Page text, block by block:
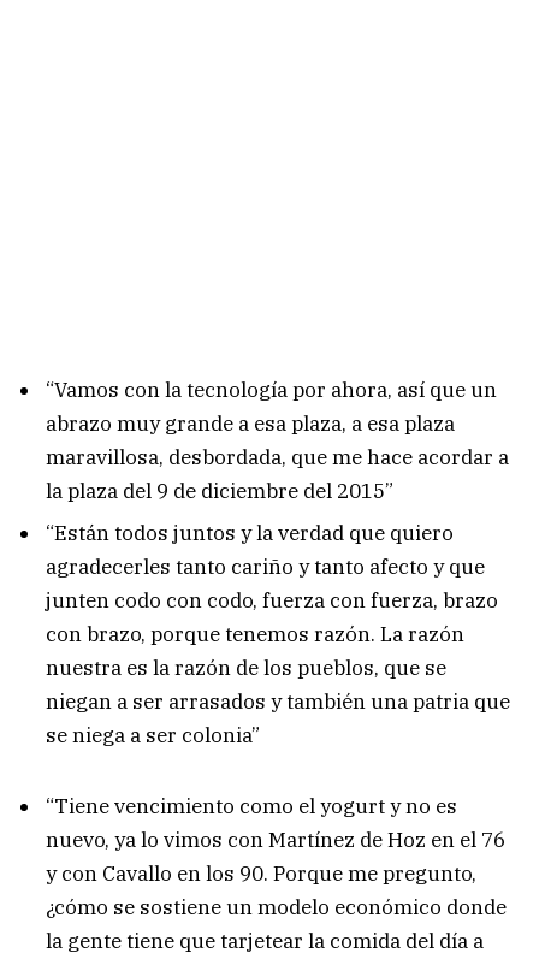
“Vamos con la tecnología por ahora, así que un
abrazo muy grande a esa plaza, a esa plaza
maravillosa, desbordada, que me hace acordar a
la plaza del 9 de diciembre del 2015”
“Están todos juntos y la verdad que quiero
agradecerles tanto cariño y tanto afecto y que
junten codo con codo, fuerza con fuerza, brazo
con brazo, porque tenemos razón. La razón
nuestra es la razón de los pueblos, que se
niegan a ser arrasados y también una patria que
se niega a ser colonia”
“Tiene vencimiento como el yogurt y no es
nuevo, ya lo vimos con Martínez de Hoz en el 76
y con Cavallo en los 90. Porque me pregunto,
¿cómo se sostiene un modelo económico donde
la gente tiene que tarjetear la comida del día a